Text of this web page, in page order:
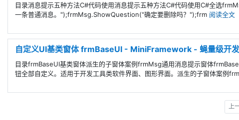
目录消息提示五种方法C#代码使用消息提示五种方法C#代码使用C#全选
一条普通消息。");frmMsg.ShowQuestion("确定要删除吗？");frm 阅读全文
自定义UI基类窗体 frmBaseUI - MiniFramework - 蝇量级开
目录frmBaseUI基类窗体派生的子窗体案例frmMsg通用消息提示窗体
钮全部自定义。适用于开发工具类软件界面、图形界面。派生的子窗体案例
上